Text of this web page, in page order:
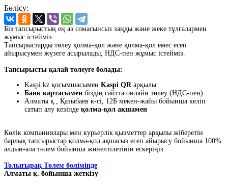
Бөлісу:
Біз тапсырыстың ең аз сомасынсыз заңды және жеке тұлғалармен
жұмыс істейміз.
Тапсырыстарды төлеу қолма-қол және қолма-қол емес есеп
айырысумен жүзеге асырылады, НДС-пен жұмыс істейміз.
Тапсырысты қалай төлеуге болады:
Kaspi.kz қосымшасымен Kaspi QRарқылы
Банк картасымен біздің сайтта онлайн төлеу (НДС-пен)
Алматы қ., Қазыбаев к-сі, 12Б мекен-жайы бойынша келіп
сатып алу кезінде қолма-қол ақшамен
Көлік компаниялары мен курьерлік қызметтер арқылы жіберетін
барлық тапсырыстар қолма-қол ақшасыз есеп айырысу бойынша 100%
алдын-ала төлем бойынша жөнелтілетінін ескеріңіз.
Толығырақ Төлем бөлімінде
Алматы қ. бойынша жеткізу